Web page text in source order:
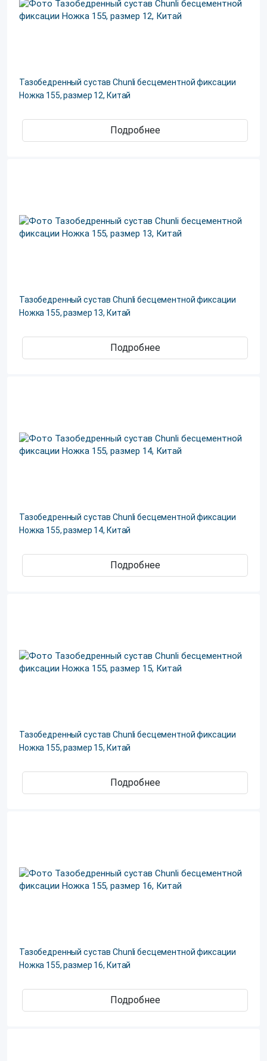
Тазобедренный сустав Chunli бесцементной фиксации
Ножка 155, размер 12, Китай
Подробнее
Тазобедренный сустав Chunli бесцементной фиксации
Ножка 155, размер 13, Китай
Подробнее
Тазобедренный сустав Chunli бесцементной фиксации
Ножка 155, размер 14, Китай
Подробнее
Тазобедренный сустав Chunli бесцементной фиксации
Ножка 155, размер 15, Китай
Подробнее
Тазобедренный сустав Chunli бесцементной фиксации
Ножка 155, размер 16, Китай
Подробнее